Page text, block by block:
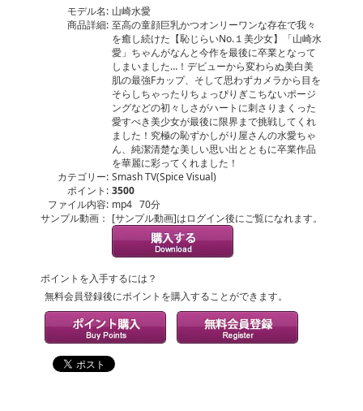
モデル名: 山崎水愛
商品詳細: 至高の童顔巨乳かつオンリーワンな存在で我々
を癒し続けた【恥じらいNo.１美少女】「山崎水
愛」ちゃんがなんと今作を最後に卒業となって
しまいました…！デビューから変わらぬ美白美
肌の最強Fカップ、そして思わずカメラから目を
そらしちゃったりちょっぴりぎこちないポージ
ングなどの初々しさがハートに刺さりまくった
愛すべき美少女が最後に限界まで挑戦してくれ
ました！究極の恥ずかしがり屋さんの水愛ちゃ
ん、純潔清楚な美しい思い出とともに卒業作品
を華麗に彩ってくれました！
カテゴリー: Smash TV(Spice Visual)
ポイント: 3500
ファイル内容: mp4 70分
サンプル動画： [サンプル動画]はログイン後にご覧になれます。
ポイントを入手するには？
無料会員登録後にポイントを購入することができます。